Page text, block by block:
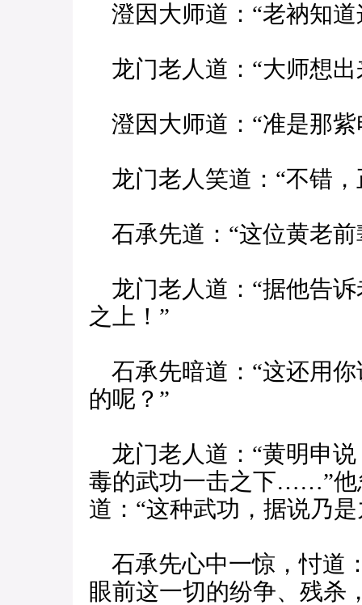
澄因大师道：“老衲知道
龙门老人道：“大师想出
澄因大师道：“准是那紫
龙门老人笑道：“不错，
石承先道：“这位黄老前
龙门老人道：“据他告
之上！”
石承先暗道：“这还用你
的呢？”
龙门老人道：“黄明申
毒的武功一击之下……”他
道：“这种武功，据说乃
石承先心中一惊，忖道
眼前这一切的纷争、残杀